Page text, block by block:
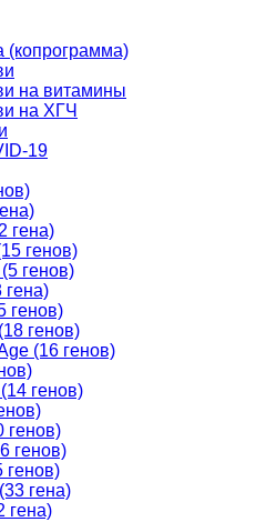
(копрограмма)
на витамины
на ХГЧ
19
гена)
генов)
генов)
гена)
генов)
генов)
(16 генов)
генов)
генов)
генов)
генов)
гена)
гена)